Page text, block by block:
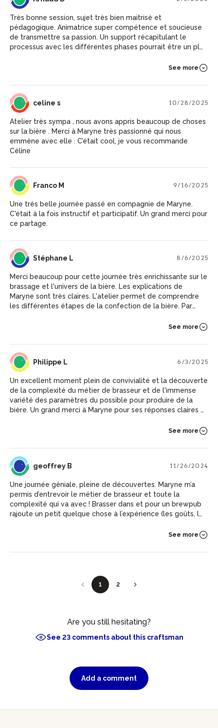
Très bonne session, sujet très bien maitrisé et
pédagogique. Animatrice super compétence et soucieuse
de transmettre sa passion. Un support récapitulant le
processus avec les différentes phases pourrait être un plus,
See more
CS celine s 10/28/2025
Atelier très sympa , nous avons appris beaucoup de choses
sur la bière . Merci à Maryne très passionné qui nous
emmène avec elle . C’était cool, je vous recommande
Céline
FM Franco M 9/16/2025
Une très belle journée passé en compagnie de Maryne.
C'était à la fois instructif et participatif. Un grand merci pour
ce partage.
SL Stéphane L 8/6/2025
Merci beaucoup pour cette journée très enrichissante sur le
brassage et l'univers de la bière. Les explications de
Maryne sont très claires. L'atelier permet de comprendre
les différentes étapes de la confection de la bière. Par
journée est ponctuée par la dégustation de différents
See more
PL Philippe L 6/3/2025
Un excellent moment plein de convivialité et la découverte
de la complexité du métier de brasseur et de l'immense
variété des paramètres du possible pour produire de la
bière. Un grand merci à Maryne pour ses réponses claires à
See more
GB geoffrey B 11/26/2024
Une journée géniale, pleine de découvertes. Maryne m’a
permis d’entrevoir le métier de brasseur et toute la
complexité qui va avec ! Brasser dans et pour un brewpub
rajoute un petit quelque chose à l’expérience (les goûts, le
See more
1 2
Are you still hesitating?
See 23 comments about this craftsman
Add a comment